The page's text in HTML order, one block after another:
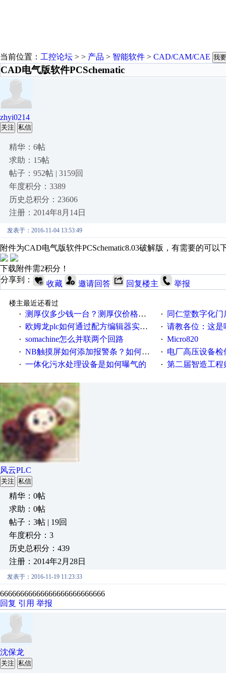
当前位置： 工控论坛 > > 产品 > 智能软件 > CAD/CAM/CAE 我
CAD电气版软件PCSchematic
zhyi0214
关注 私信
精华：6帖
求助：15帖
帖子：952帖 | 3159回
年度积分：3389
历史总积分：23606
注册：2014年8月14日
发表于：2016-11-04 13:53:49
附件为CAD电气版软件PCSchematic8.03破解版，有需要的可以
下载附件需2积分！
分享到：
收藏 邀请回答 回复楼主 举报
楼主最近还看过
· 测厚仪多少钱一台？测厚仪价格多少？ · 同仁堂数字化门店
· 欧姆龙plc如何通过配方编辑器实现NB配方功能？ · 请教各位：这是
· somachine怎么并联两个回路 · Micro820
· NB触摸屏如何添加报警条？如何登陆报警信息？ · 电厂高压设备
· 一体化污水处理设备是如何曝气的 · 第二届智造工程师节
风云PLC
关注 私信
精华：0帖
求助：0帖
帖子：3帖 | 19回
年度积分：3
历史总积分：439
注册：2014年2月28日
发表于：2016-11-19 11:23:33
66666666666666666666666666
回复 引用 举报
沈保龙
关注 私信